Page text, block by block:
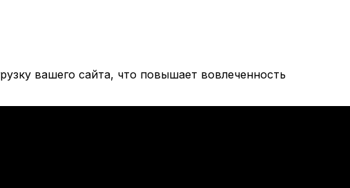
вашего сайта, что повышает вовлеченность